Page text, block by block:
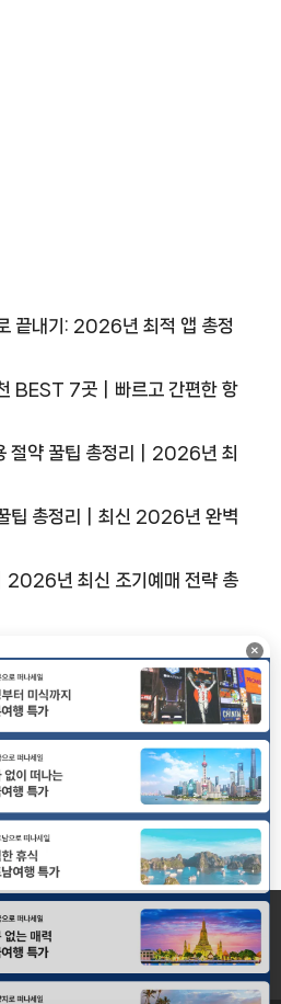
×
끝내기: 2026년 최적 앱 총정
BEST 7곳｜빠르고 간편한 항
절약 꿀팁 총정리｜2026년 최
팁 총정리｜최신 2026년 완벽
2026년 최신 조기예매 전략 총